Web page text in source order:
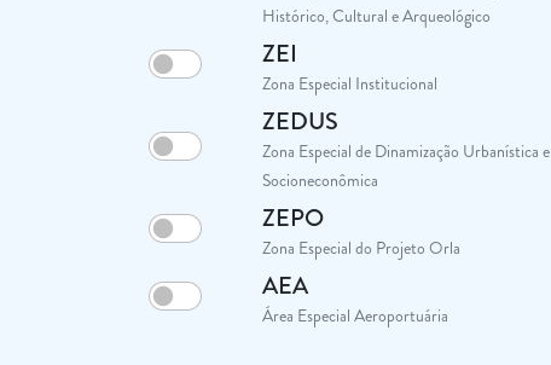
Histórico, Cultural e Arqueológico
ZEI
Zona Especial Institucional
ZEDUS
Zona Especial de Dinamização Urbanística e
Socioneconômica
ZEPO
Zona Especial do Projeto Orla
AEA
Área Especial Aeroportuária